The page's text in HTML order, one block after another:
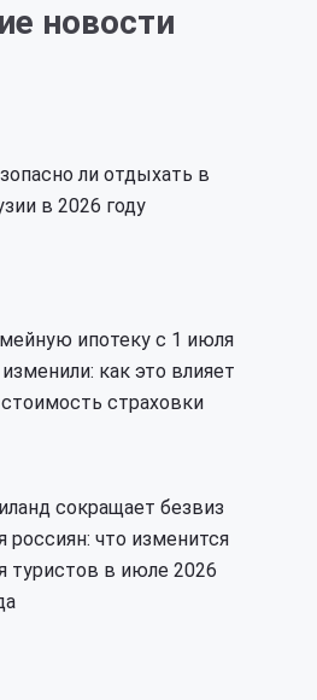
новости
ли отдыхать в
в 2026 году
ипотеку с 1 июля
как это влияет
стоимость страховки
сокращает безвиз
россиян: что изменится
туристов в июле 2026